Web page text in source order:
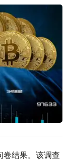
结果。该调查